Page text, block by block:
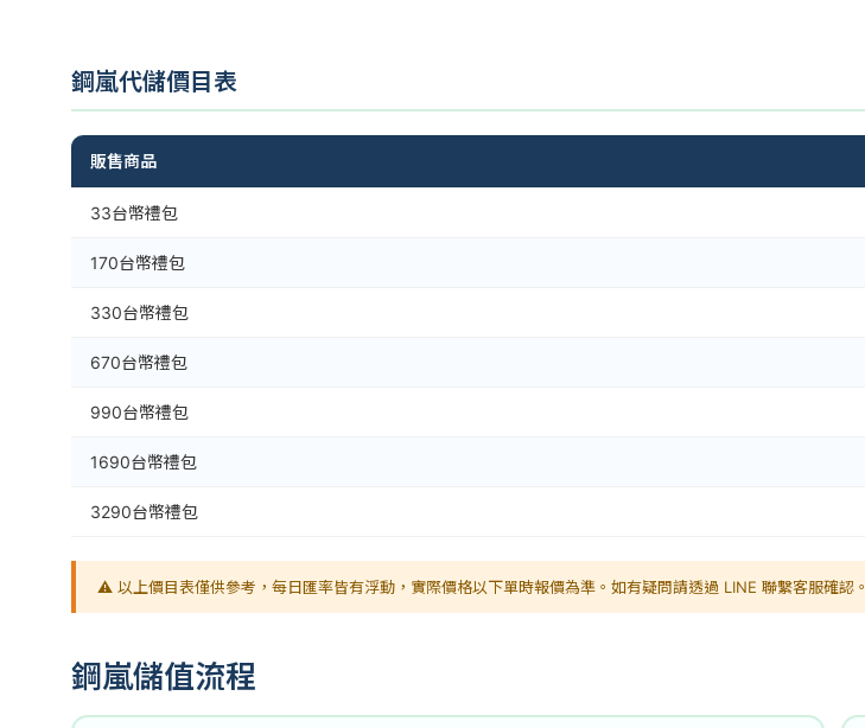
鋼嵐代儲價目表
販售商品
33台幣禮包
170台幣禮包
330台幣禮包
670台幣禮包
990台幣禮包
1690台幣禮包
3290台幣禮包
⚠️ 以上價目表僅供參考，每日匯率皆有浮動，實際價格以下單時報價為準。如有疑問請透過 LINE 聯繫客服確認。
鋼嵐儲值流程